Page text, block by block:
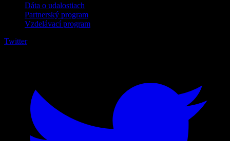
Dáta o udalostiach
Partnerský program
Vzdelávací program
Twitter